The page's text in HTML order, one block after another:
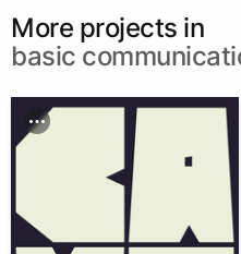
More projects in
basic